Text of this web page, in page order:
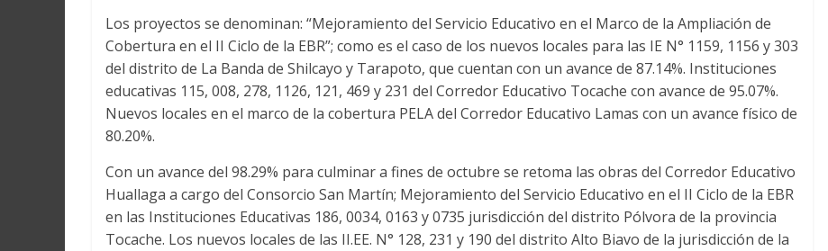
Los proyectos se denominan: “Mejoramiento del Servicio Educativo en el Marco de la Ampliación de
Cobertura en el II Ciclo de la EBR”; como es el caso de los nuevos locales para las IE N° 1159, 1156 y 303
del distrito de La Banda de Shilcayo y Tarapoto, que cuentan con un avance de 87.14%. Instituciones
educativas 115, 008, 278, 1126, 121, 469 y 231 del Corredor Educativo Tocache con avance de 95.07%.
Nuevos locales en el marco de la cobertura PELA del Corredor Educativo Lamas con un avance físico de
80.20%.
Con un avance del 98.29% para culminar a fines de octubre se retoma las obras del Corredor Educativo
Huallaga a cargo del Consorcio San Martín; Mejoramiento del Servicio Educativo en el II Ciclo de la EBR
en las Instituciones Educativas 186, 0034, 0163 y 0735 jurisdicción del distrito Pólvora de la provincia
Tocache. Los nuevos locales de las II.EE. N° 128, 231 y 190 del distrito Alto Biavo de la jurisdicción de la